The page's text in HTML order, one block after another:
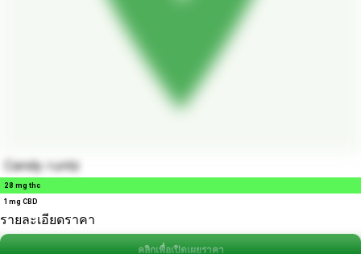
Candy runtz
28 mg thc
1 mg CBD
รายละเอียดราคา
คลิกเพื่อเปิดเผยราคา